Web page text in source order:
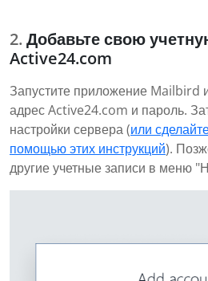
Добавьте свою
Active24.com
Запустите приложение Mailbird
адрес Active24.com и пароль.
настройки сервера (или
помощью этих инструкций).
другие учетные записи в меню